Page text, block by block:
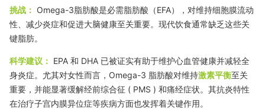
挑战： Omega-3脂肪酸是必需脂肪酸（EFA），对维持细胞膜流动
性、减少炎症和促进大脑健康至关重要。现代饮食通常缺乏这些关
键脂肪。
科学建议： EPA 和 DHA 已被证实有助于维护心血管健康并减轻全
身炎症。尤其对女性而言，Omega-3 脂肪酸对维持激素平衡至关
重要，并能显著缓解经前综合征 ( PMS ) 和痛经症状。其抗炎特性
在治疗子宫内膜异位症等疾病方面也发挥着关键作用。